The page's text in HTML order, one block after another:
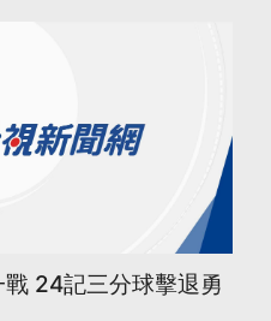
24記三分球擊退勇